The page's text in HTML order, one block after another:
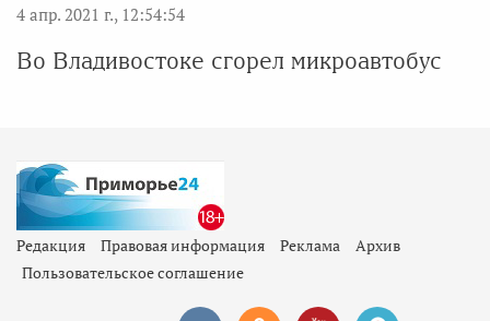
4 апр. 2021 г., 12:54:54
Во Владивостоке сгорел микроавтобус
Редакция Правовая информация Реклама
Архив
Пользовательское соглашение